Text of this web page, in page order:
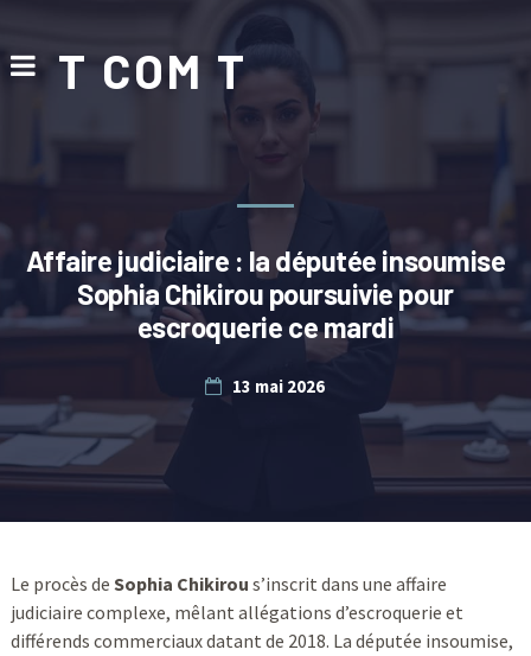
T COM T
Affaire judiciaire : la députée insoumise
Sophia Chikirou poursuivie pour
escroquerie ce mardi
13 mai 2026
Le procès de Sophia Chikirou s’inscrit dans une affaire
judiciaire complexe, mêlant allégations d’escroquerie et
différends commerciaux datant de 2018. La députée insoumise,